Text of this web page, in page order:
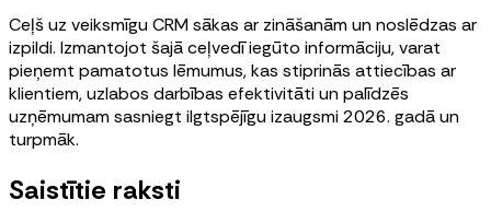
Ceļš uz veiksmīgu CRM sākas ar zināšanām un noslēdzas ar
izpildi. Izmantojot šajā ceļvedī iegūto informāciju, varat
pieņemt pamatotus lēmumus, kas stiprinās attiecības ar
klientiem, uzlabos darbības efektivitāti un palīdzēs
uzņēmumam sasniegt ilgtspējīgu izaugsmi 2026. gadā un
turpmāk.
Saistītie raksti